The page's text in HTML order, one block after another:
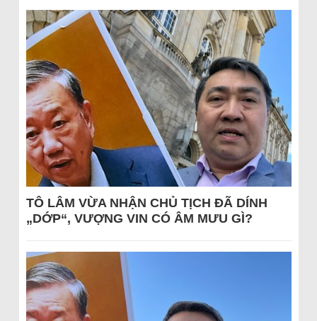
TÔ LÂM VỪA NHẬN CHỦ TỊCH ĐÃ DÍNH
„DỚP“, VƯỢNG VIN CÓ ÂM MƯU GÌ?